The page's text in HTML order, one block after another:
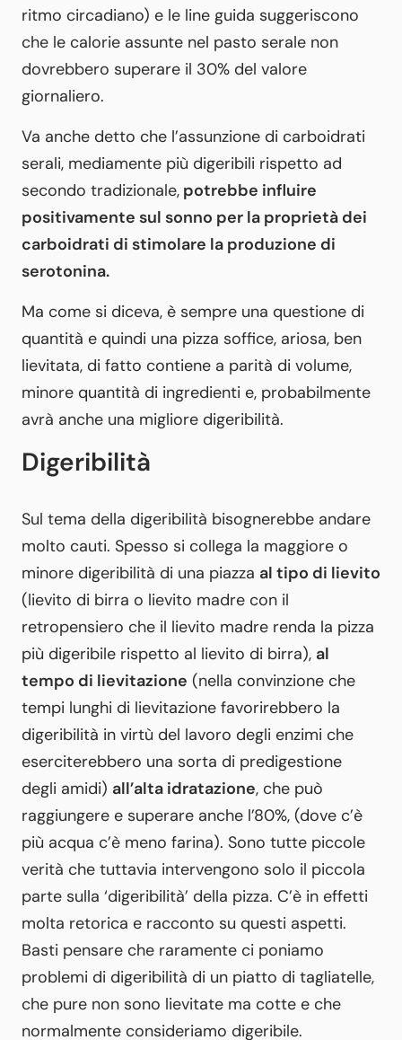
ritmo circadiano) e le line guida suggeriscono
che le calorie assunte nel pasto serale non
dovrebbero superare il 30% del valore
giornaliero.
Va anche detto che l’assunzione di carboidrati
serali, mediamente più digeribili rispetto ad
secondo tradizionale, potrebbe influire
positivamente sul sonno per la proprietà dei
carboidrati di stimolare la produzione di
serotonina.
Ma come si diceva, è sempre una questione di
quantità e quindi una pizza soffice, ariosa, ben
lievitata, di fatto contiene a parità di volume,
minore quantità di ingredienti e, probabilmente
avrà anche una migliore digeribilità.
Digeribilità
Sul tema della digeribilità bisognerebbe andare
molto cauti. Spesso si collega la maggiore o
minore digeribilità di una piazza al tipo di lievito
(lievito di birra o lievito madre con il
retropensiero che il lievito madre renda la pizza
più digeribile rispetto al lievito di birra), al
tempo di lievitazione (nella convinzione che
tempi lunghi di lievitazione favorirebbero la
digeribilità in virtù del lavoro degli enzimi che
eserciterebbero una sorta di predigestione
degli amidi) all’alta idratazione, che può
raggiungere e superare anche l’80%, (dove c’è
più acqua c’è meno farina). Sono tutte piccole
verità che tuttavia intervengono solo il piccola
parte sulla ‘digeribilità’ della pizza. C’è in effetti
molta retorica e racconto su questi aspetti.
Basti pensare che raramente ci poniamo
problemi di digeribilità di un piatto di tagliatelle,
che pure non sono lievitate ma cotte e che
normalmente consideriamo digeribile.